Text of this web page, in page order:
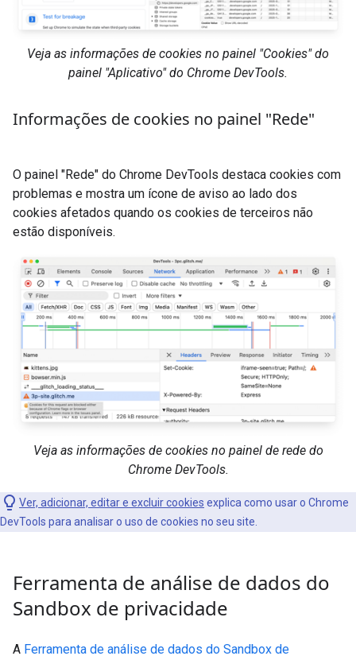
Veja as informações de cookies no painel "Cookies" do
painel "Aplicativo" do Chrome DevTools.
Informações de cookies no painel "Rede"
O painel "Rede" do Chrome DevTools destaca cookies com
problemas e mostra um ícone de aviso ao lado dos
cookies afetados quando os cookies de terceiros não
estão disponíveis.
Veja as informações de cookies no painel de rede do
Chrome DevTools.
Ver, adicionar, editar e excluir cookies explica como usar o Chrome
DevTools para analisar o uso de cookies no seu site.
Ferramenta de análise de dados do
Sandbox de privacidade
A Ferramenta de análise de dados do Sandbox de